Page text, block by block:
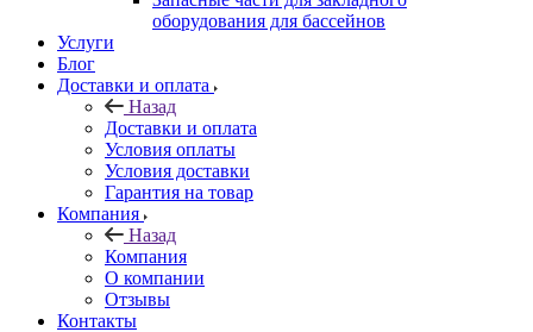
оборудования для бассейнов
Услуги
Блог
Доставки и оплата
Назад
Доставки и оплата
Условия оплаты
Условия доставки
Гарантия на товар
Компания
Назад
Компания
О компании
Отзывы
Контакты